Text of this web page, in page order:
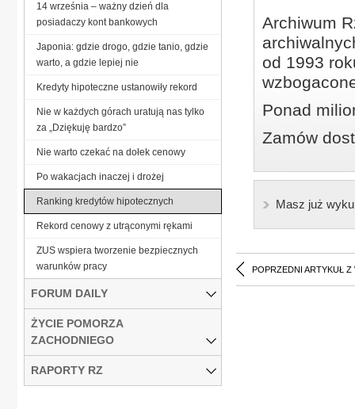
Archiwum
od 1993
Ponad
Zamów
Masz już
POPRZEDNI ARTYKUŁ Z
14 września – ważny dzień dla
posiadaczy kont bankowych
Japonia: gdzie drogo, gdzie tanio, gdzie
warto, a gdzie lepiej nie
Kredyty hipoteczne ustanowiły rekord
Nie w każdych górach uratują nas tylko
za „Dziękuję bardzo”
Nie warto czekać na dołek cenowy
Po wakacjach inaczej i drożej
Ranking kredytów hipotecznych
Rekord cenowy z utrąconymi rękami
ZUS wspiera tworzenie bezpiecznych
warunków pracy
FORUM DAILY
ŻYCIE POMORZA
ZACHODNIEGO
RAPORTY RZ